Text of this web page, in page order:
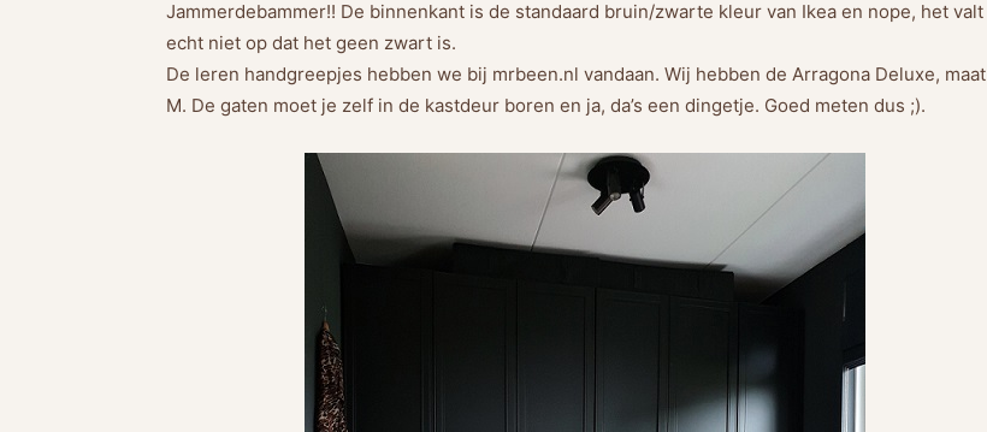
Jammerdebammer!! De binnenkant is de standaard bruin/zwarte kleur van Ikea en nope, het valt
echt niet op dat het geen zwart is.
De leren handgreepjes hebben we bij mrbeen.nl vandaan. Wij hebben de Arragona Deluxe, maat
M. De gaten moet je zelf in de kastdeur boren en ja, da’s een dingetje. Goed meten dus ;).